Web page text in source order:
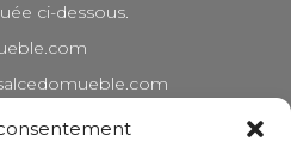
ci-dessous.
Navarre (31230)